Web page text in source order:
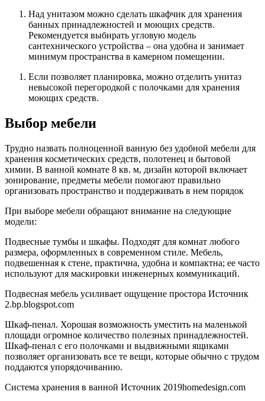
Над унитазом можно сделать шкафчик для хранения
банных принадлежностей и моющих средств.
Рекомендуется выбирать угловую модель
сантехнического устройства – она удобна и занимает
минимум пространства в камерном помещении.
Если позволяет планировка, можно отделить унитаз
невысокой перегородкой с полочками для хранения
моющих средств.
Выбор мебели
Трудно назвать полноценной ванную без удобной мебели для
хранения косметических средств, полотенец и бытовой
химии. В ванной комнате 8 кв. м, дизайн которой включает
зонирование, предметы мебели помогают правильно
организовать пространство и поддерживать в нем порядок
При выборе мебели обращают внимание на следующие
модели:
Подвесные тумбы и шкафы. Подходят для комнат любого
размера, оформленных в современном стиле. Мебель,
подвешенная к стене, практична, удобна и компактна; ее часто
используют для маскировки инженерных коммуникаций.
Подвесная мебель усиливает ощущение простора Источник
2.bp.blogspot.com
Шкаф-пенал. Хорошая возможность уместить на маленькой
площади огромное количество полезных принадлежностей.
Шкаф-пенал с его полочками и выдвижными ящиками
позволяет организовать все те вещи, которые обычно с трудом
поддаются упорядочиванию.
Система хранения в ванной Источник 2019homedesign.com